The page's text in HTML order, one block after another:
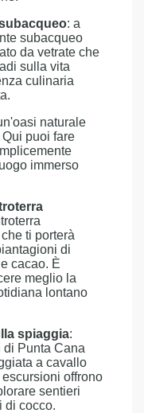
: a
subacqueo
da vetrate che
sulla vita
culinaria
naturale
puoi fare
immerso
ti porterà
di
cacao. È
meglio la
lontano
spiaggia:
Punta Cana
a cavallo
offrono
sentieri
di cocco.